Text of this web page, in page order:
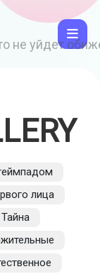
не уйдет
лица
Тайна